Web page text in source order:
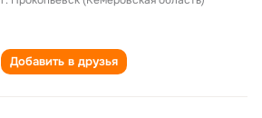
Добавить в друзья